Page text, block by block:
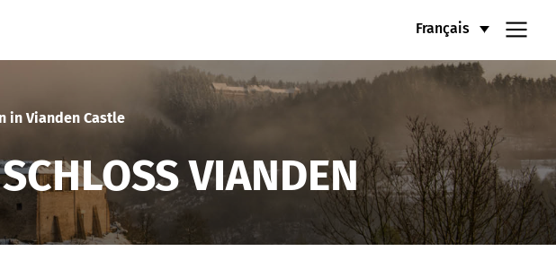
Français
in Vianden Castle
VIANDEN